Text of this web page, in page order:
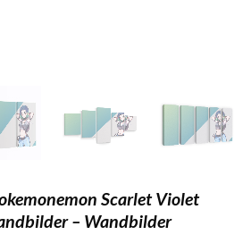
Scarlet Violet
– Wandbilder